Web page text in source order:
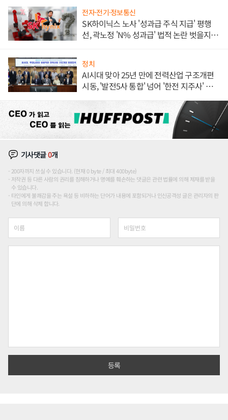
전자·전기·정보통신
SK하이닉스 노사 '성과급 주식 지급' 평행
선, 곽노정 'N% 성과급' 법적 논란 벗을지 주
정치
AI시대 맞아 25년 만에 전력산업 구조개편
시동, '발전5사 통합' 넘어 '한전 지주사' 재편
기사댓글0개
200자까지 쓰실 수 있습니다. (현재 0 byte / 최대 400byte)
저작권 등 다른 사람의 권리를 침해하거나 명예를 훼손하는 댓글은 관련 법률에 의해 제재를 받을
수 있습니다.
타인에게 불쾌감을 주는 욕설 등 비하하는 단어가 내용에 포함되거나 인신공격성 글은 관리자의 판
단에 의해 삭제 합니다.